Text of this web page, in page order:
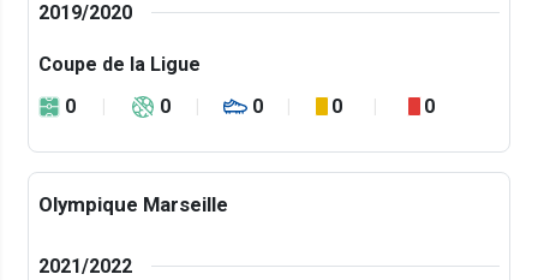
2019/2020
Coupe de la Ligue
0
0 0 0 0
Olympique Marseille
2021/2022